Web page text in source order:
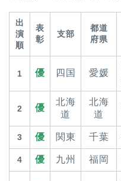
出
演
順
表
彰
支部
都道
府県
1 優 四国 愛媛
2 優
北海
道
北海
道
3 優 関東 千葉
4 優 九州 福岡